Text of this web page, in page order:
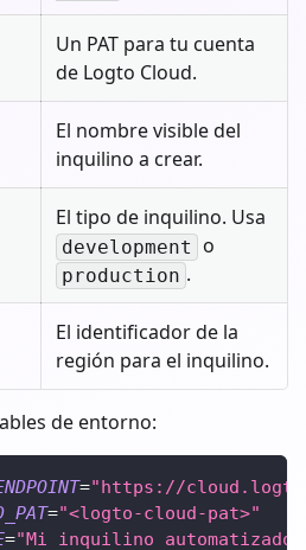
Un PAT para tu cuenta
de Logto Cloud.
El nombre visible del
inquilino a crear.
El tipo de inquilino. Usa
development o
production .
El identificador de la
región para el inquilino.
de entorno:
="https://
="<logto-cloud-pat>"
="Mi inquilino automatizado"